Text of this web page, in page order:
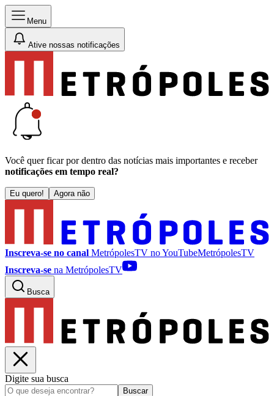
Menu
Ative nossas notificações
Você quer ficar por dentro das notícias mais importantes e receber
notificações em tempo real?
Eu quero! Agora não
Inscreva-se no canal MetrópolesTV noYouTubeMetrópolesTV
Inscreva-se na MetrópolesTV
Busca
Digite sua busca
Buscar